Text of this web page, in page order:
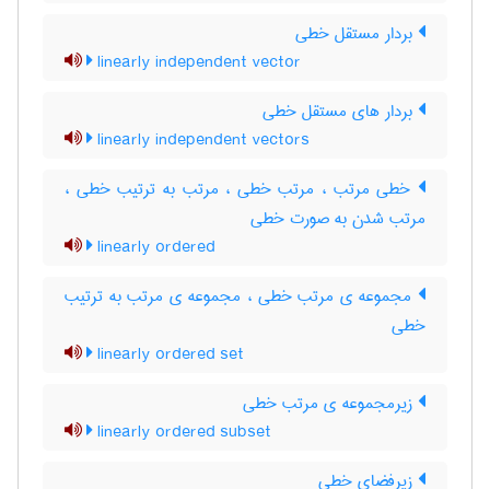
بردار مستقل خطی
linearly independent vector
بردار های مستقل خطی
linearly independent vectors
خطی مرتب ، مرتب خطی ، مرتب به ترتیب خطی ،
مرتب شدن به صورت خطی
linearly ordered
مجموعه ی مرتب خطی ، مجموعه ی مرتب به ترتیب
خطی
linearly ordered set
زیرمجموعه ی مرتب خطی
linearly ordered subset
زیرفضای خطی